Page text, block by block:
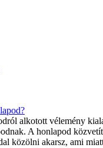
alkotott vélemény
A honlapod
közölni akarsz, ami